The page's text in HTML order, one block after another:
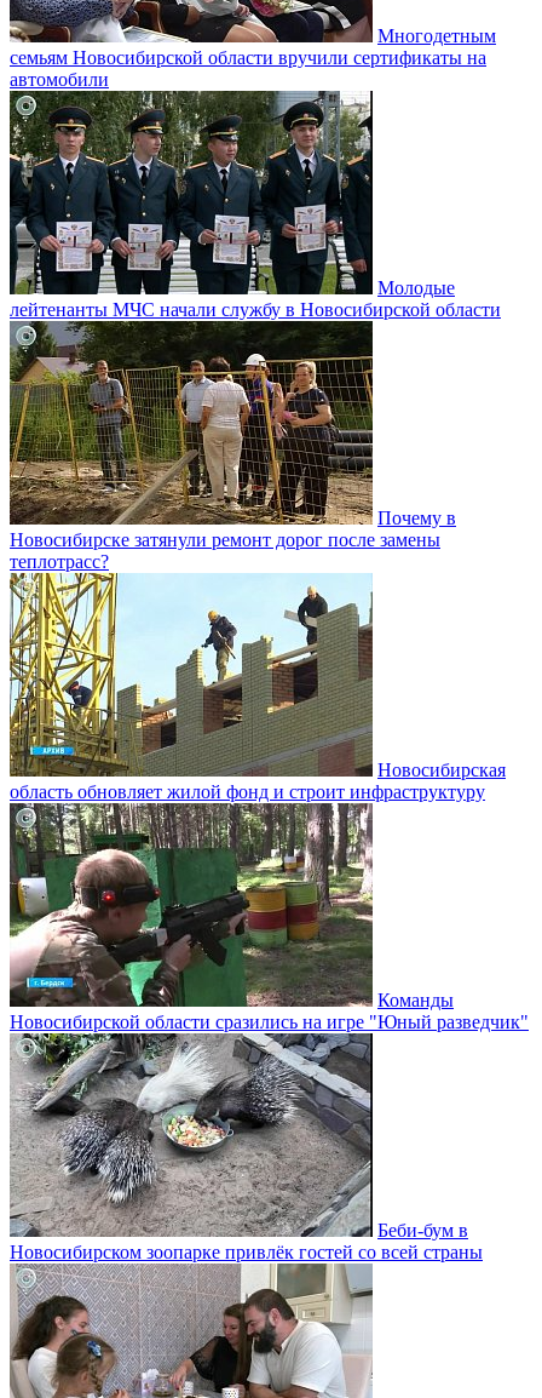
Многодетным
семьям Новосибирской области вручили сертификаты на
автомобили
Молодые
лейтенанты МЧС начали службу в Новосибирской области
Почему в
Новосибирске затянули ремонт дорог после замены
теплотрасс?
Новосибирская
область обновляет жилой фонд и строит инфраструктуру
Команды
Новосибирской области сразились на игре "Юный разведчик"
Беби-бум в
Новосибирском зоопарке привлёк гостей со всей страны